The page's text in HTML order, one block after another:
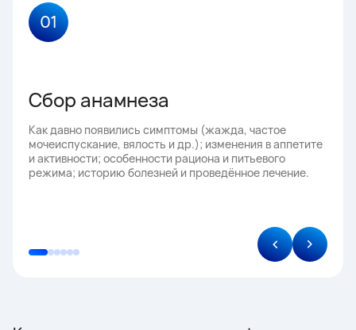
01
Сбор анамнеза
Как давно появились симптомы (жажда, частое
мочеиспускание, вялость и др.); изменения в аппетите
и активности; особенности рациона и питьевого
режима; историю болезней и проведённое лечение.